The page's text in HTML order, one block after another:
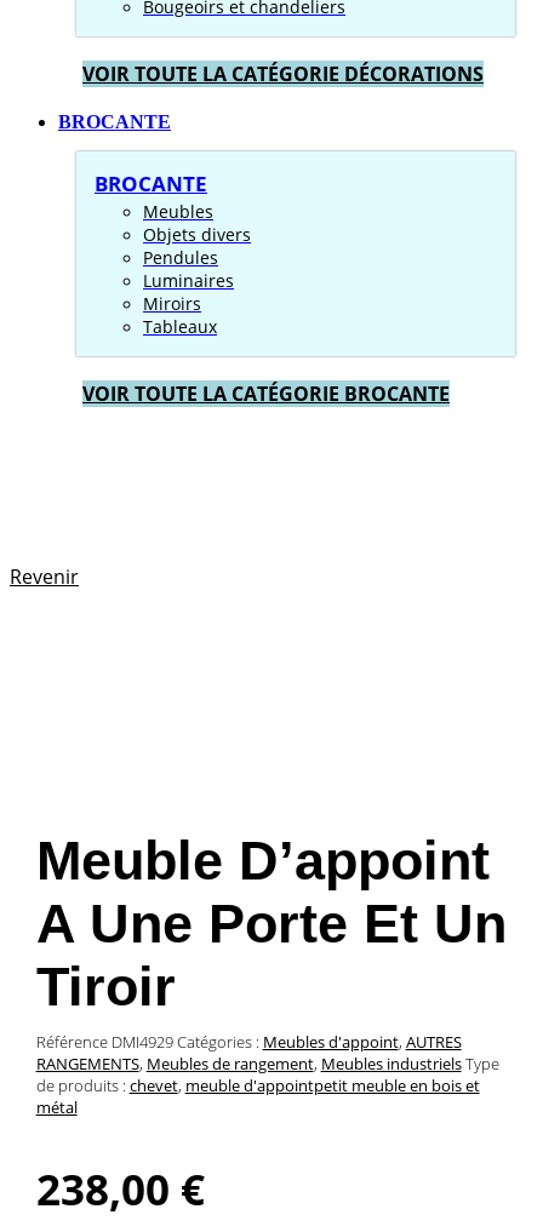
Bougeoirs et chandeliers
VOIR TOUTE LA CATÉGORIE DÉCORATIONS
BROCANTE
BROCANTE
Meubles
Objets divers
Pendules
Luminaires
Miroirs
Tableaux
VOIR TOUTE LA CATÉGORIE BROCANTE
Revenir
Meuble D’appoint
A Une Porte Et Un
Tiroir
Référence DMI4929Catégories : Meubles d'appoint, AUTRES
RANGEMENTS, Meubles de rangement, Meubles industrielsType
de produits : chevet, meuble d'appointpetit meuble en bois et
métal
238,00 €